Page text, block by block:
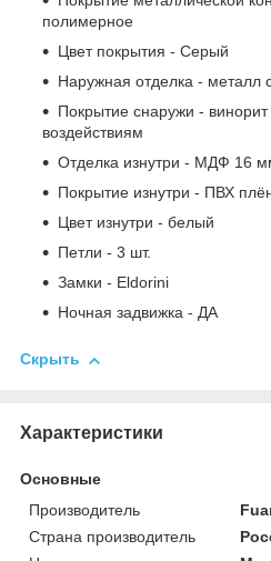
полимерное
Цвет покрытия - Серый
Наружная отделка - металл
Покрытие снаружи -
воздействиям
Отделка изнутри - МДФ 16
Покрытие изнутри - ПВХ
Цвет изнутри - белый
Петли - 3 шт.
Замки - Eldorini
Ночная задвижка - ДА
Скрыть
Характеристики
Основные
Производитель
Страна производитель